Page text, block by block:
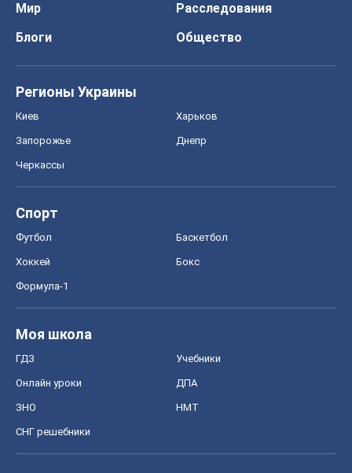
Мир
Расследования
Блоги
Общество
Регионы Украины
Киев Харьков
Запорожье Днепр
Черкассы
Спорт
Футбол Баскетбол
Хоккей Бокс
Формула-1
Моя школа
ГДЗ Учебники
Онлайн уроки ДПА
ЗНО НМТ
СНГ решебники